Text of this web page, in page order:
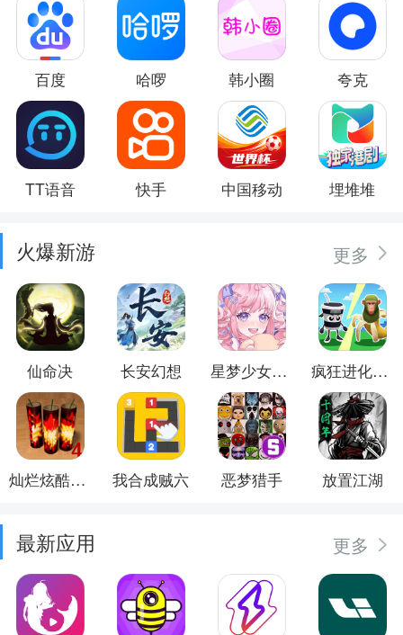
百度 哈啰 韩小圈 夸克
TT语音 快手 中国移动 埋堆堆
火爆新游 更多
仙命决 长安幻想 星梦少女换装 疯狂进化防卫战
灿烂炫酷模拟器 我合成贼六 恶梦猎手 放置江湖
最新应用 更多